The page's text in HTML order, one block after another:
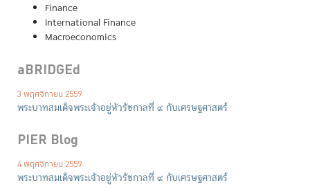
Finance
International Finance
Macroeconomics
aBRIDGEd
3 พฤศจิกายน 2559
พระบาทสมเด็จพระเจ้าอยู่หัวรัชกาลที่ ๙ กับเศรษฐศาสตร์
PIER Blog
4 พฤศจิกายน 2559
พระบาทสมเด็จพระเจ้าอยู่หัวรัชกาลที่ ๙ กับเศรษฐศาสตร์